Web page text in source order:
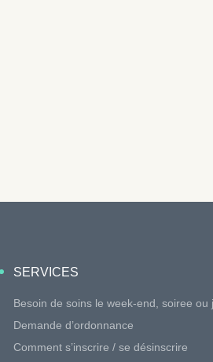
SERVICES
Besoin de soins le week-end, soiree ou
Demande d’ordonnance
Comment s’inscrire / se désinscrire